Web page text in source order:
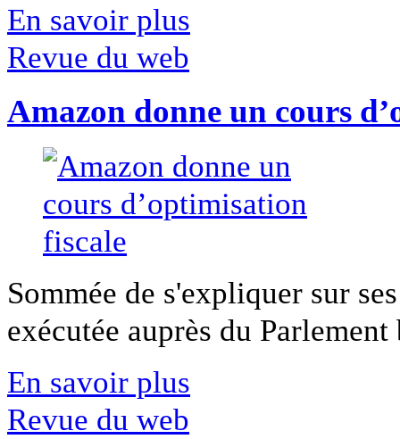
En savoir plus
Revue du web
Amazon donne un cours
Sommée de s'expliquer sur
exécutée auprès du
En savoir plus
Revue du web